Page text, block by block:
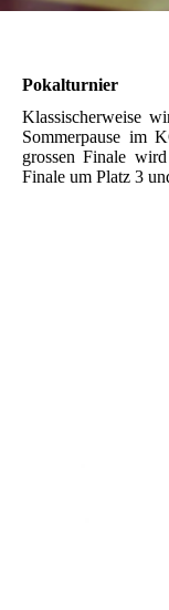
Pokalturnier
Klassischerweise
Sommerpause im
grossen Finale
Finale um Platz 3